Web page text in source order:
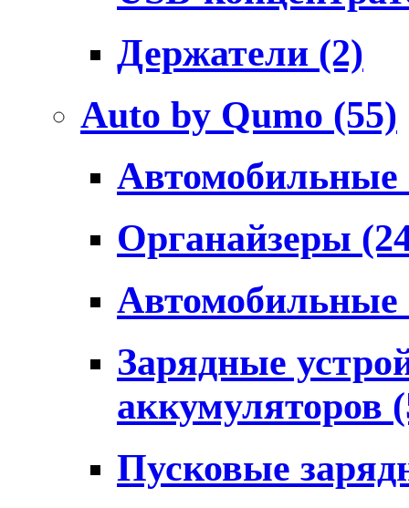
Держатели (2)
Auto by Qumo (55)
Органайзеры
Зарядные
аккумуляторов
Пусковые